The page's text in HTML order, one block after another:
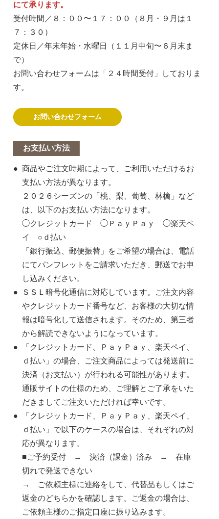
にて承ります。
受付時間／８：００〜１７：００（８月・９月は１
７：３０）
定休日／年末年始・水曜日（１１月中旬〜６月末ま
で）
お問い合わせフォームは「 ２４ 時間受付」しておりま
す。
お問い合わせフォーム
お支払い方法
商品やご注文時期によって、ご利用いただけるお
支払い方法が異なります。
２０２６シーズンの「桃、梨、葡萄、林檎」など
は、以下のお支払い方法になります。
◯クレジットカード ◯ＰａｙＰａｙ ◯楽天ペ
イ ○ｄ払い
「銀行振込、郵便振替」をご希望の場合は、電話
にてパンフレットをご請求いただき、郵送でお申
し込みください。
ＳＳＬ暗号化通信に対応しています。ご注文内容
やクレジットカード番号など、お客様の大切な情
報は暗号化して送信されます。そのため、第三者
から解読できないようになっています。
「クレジットカード、ＰａｙＰａｙ、楽天ペイ、
ｄ払い」の場合、ご注文商品によっては発送前に
決済（お支払い）が行われる可能性があります。
通販サイトの仕様のため、ご理解とご了承をいた
だきましてご注文いただければ幸いです。
「クレジットカード、ＰａｙＰａｙ、楽天ペイ、
ｄ払い」で以下のケースの場合は、それぞれの対
応が異なります。
■ご予約受付 → 決済（課金）済み → 在庫
切れで発送できない
→ ご依頼主様に連絡をして、代替品もしくはご
返金のどちらかを確認します。ご返金の場合は、
ご依頼主様のご指定口座に振り込みます。